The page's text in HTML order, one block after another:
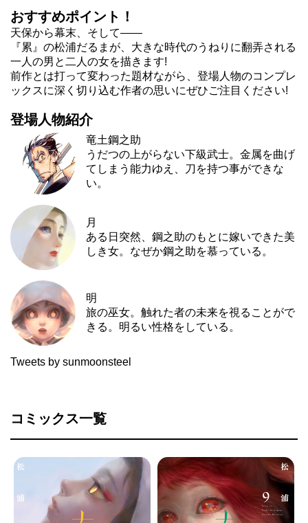
おすすめポイント！
天保から幕末、そして――
『累』の松浦だるまが、大きな時代のうねりに翻弄される
一人の男と二人の女を描きます!
前作とは打って変わった題材ながら、登場人物のコンプレ
ックスに深く切り込む作者の思いにぜひご注目ください!
登場人物紹介
竜土鋼之助
うだつの上がらない下級武士。金属を曲げ
てしまう能力ゆえ、刀を持つ事ができな
い。
月
ある日突然、鋼之助のもとに嫁いできた美
しき女。なぜか鋼之助を慕っている。
明
旅の巫女。触れた者の未来を視ることがで
きる。明るい性格をしている。
Tweets by sunmoonsteel
コミックス一覧